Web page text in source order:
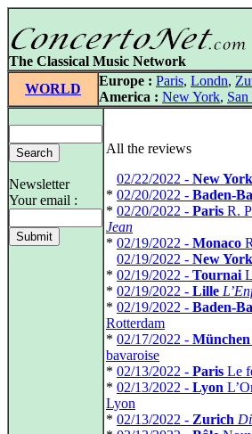
The Classical Music Network
WORLD
Europe : Paris, Londn,
America : New York,
Newsletter
Your email :
All the reviews
02/22/2022 - New York
* 02/20/2022 - Baden-
* 02/20/2022 - Paris R.
Jean
* 02/19/2022 - Monaco
02/19/2022 - New York
* 02/19/2022 - Tournai
* 02/19/2022 - Lille
* 02/19/2022 - Baden-
Rotterdam
* 02/17/2022 - München
bavaroise
* 02/13/2022 - Paris Le
* 02/13/2022 - Lyon
Lyon
* 02/13/2022 - Zurich